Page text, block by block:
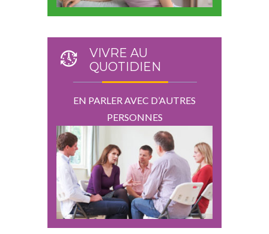
VIVRE AU
QUOTIDIEN
EN PARLER AVEC D’AUTRES
PERSONNES